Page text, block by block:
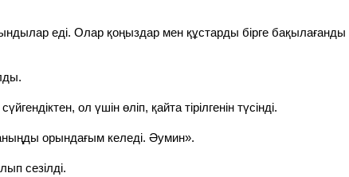
еді. Олар қоңыздар мен құстарды бірге бақылағанды
ол үшін өліп, қайта тірілгенін түсінді.
орындағым келеді. Әумин».
сезілді.